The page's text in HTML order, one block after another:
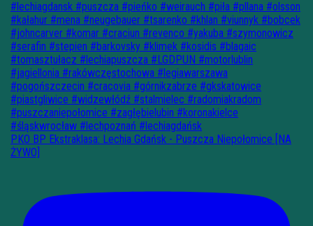
PKO BP Ekstraklasa: Lechia Gdańsk - Puszcza Niepołomice [NA
ŻYWO]